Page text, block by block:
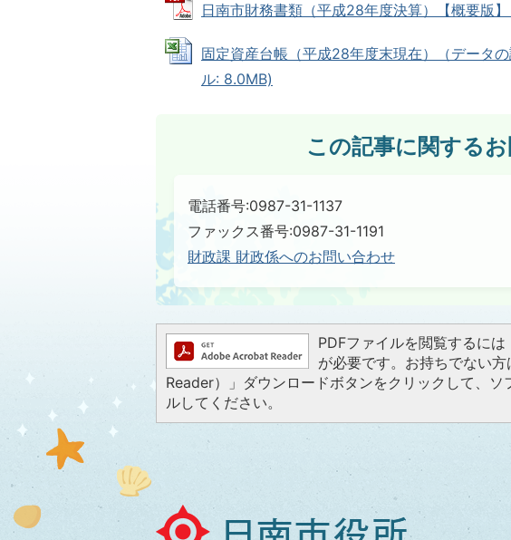
日南市財務書類（平成28年度決算）【概要版
固定資産台帳（平成28年度末現在）（データ
ル: 8.0MB)
この記事に関する
電話番号:0987-31-1137
ファックス番号:0987-31-1191
財政課 財政係へのお問い合わせ
PDFファイルを閲覧するに
が必要です。お持ちでない
Reader）」ダウンロードボタンをクリックして、
ルしてください。
日